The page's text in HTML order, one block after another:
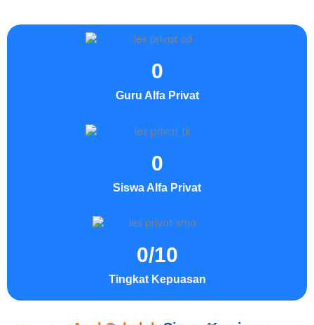
Guru Alfa Privat
0
Siswa Alfa Privat
0
Tingkat Kepuasan
0/10